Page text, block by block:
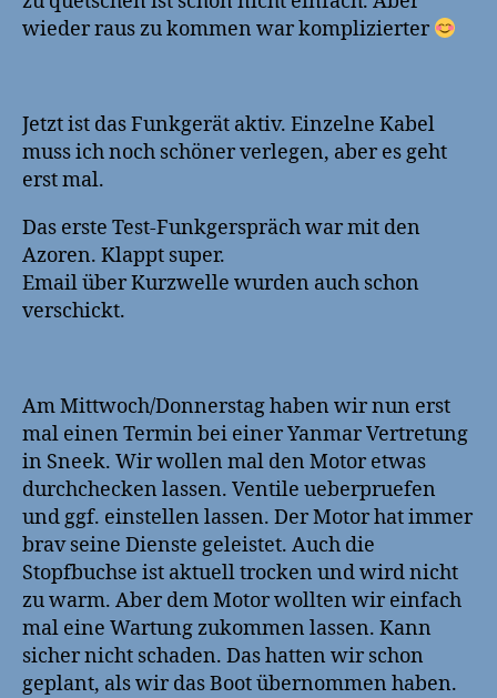
wieder raus zu kommen war komplizierter
Jetzt ist das Funkgerät aktiv. Einzelne Kabel
muss ich noch schöner verlegen, aber es geht
erst mal.
Das erste Test-Funkgerspräch war mit den
Azoren. Klappt super.
Email über Kurzwelle wurden auch schon
verschickt.
Am Mittwoch/Donnerstag haben wir nun erst
mal einen Termin bei einer Yanmar Vertretung
in Sneek. Wir wollen mal den Motor etwas
durchchecken lassen. Ventile ueberpruefen
und ggf. einstellen lassen. Der Motor hat immer
brav seine Dienste geleistet. Auch die
Stopfbuchse ist aktuell trocken und wird nicht
zu warm. Aber dem Motor wollten wir einfach
mal eine Wartung zukommen lassen. Kann
sicher nicht schaden. Das hatten wir schon
geplant, als wir das Boot übernommen haben.